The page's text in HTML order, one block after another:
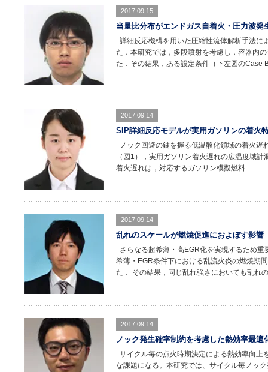
2017.09.15
当量比分布がエンドガス自着火・圧力波発
詳細反応機構を用いた圧縮性流体解析手法に
た．本研究では，多段噴射を考慮し，容器内
た．その結果，ある設定条件（下左図のCase
2017.09.14
SIP詳細反応モデルが実用ガソリンの着火
ノック回避の鍵を握る低温酸化領域の着火
（図1），実用ガソリン着火遅れの広温度域
着火遅れは，対応するガソリン模擬燃料
2017.09.14
乱れのスケールが燃焼促進におよぼす影響
さらなる超希薄・高EGR化を実現するため
希薄・EGR条件下における乱流火炎の燃焼期
た． その結果，同じ乱れ強さにおいても乱れの
2017.09.14
ノック発生確率制約を考慮した熱効率最
サイクル毎の点火時期決定による熱効率向上
な課題になる。本研究では、サイクル毎ノッ